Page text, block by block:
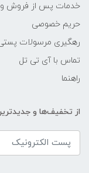
خدمات پس از فروش و
حریم خصوصی
رهگیری مرسولات
تماس با آی تی تل
راهنما
از تخفیف‌ها و